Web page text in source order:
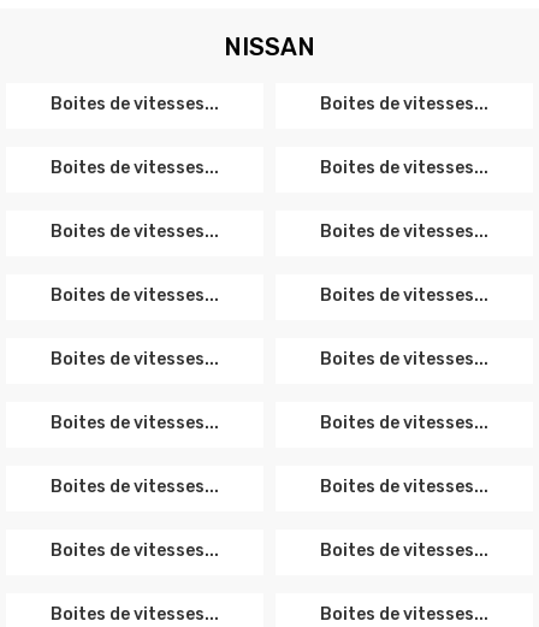
NISSAN
Boites de vitesses... Boites de vitesses...
Boites de vitesses... Boites de vitesses...
Boites de vitesses... Boites de vitesses...
Boites de vitesses... Boites de vitesses...
Boites de vitesses... Boites de vitesses...
Boites de vitesses... Boites de vitesses...
Boites de vitesses... Boites de vitesses...
Boites de vitesses... Boites de vitesses...
Boites de vitesses... Boites de vitesses...